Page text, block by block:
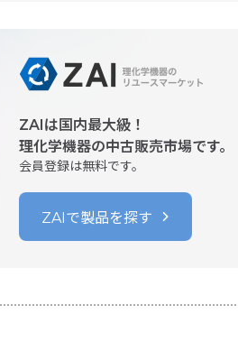
ZAIは国内最大級！
理化学機器の中古販売市場です。
会員登録は無料です。
ZAIで製品を探す